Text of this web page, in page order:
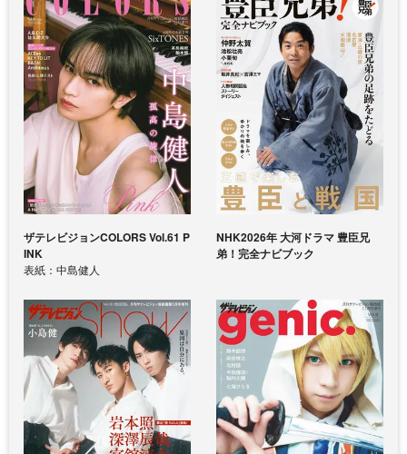
ザテレビジョンCOLORS Vol.61 P
INK
表紙：中島健人
NHK2026年 大河ドラマ 豊臣兄
弟！完全ナビブック